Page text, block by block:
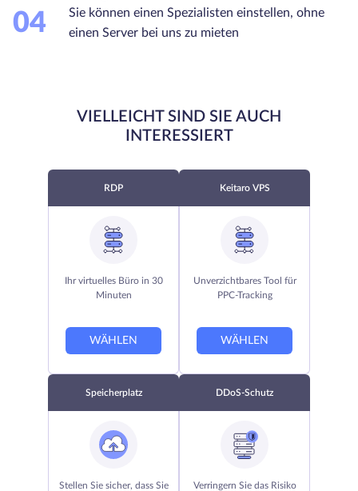
04
Sie können einen Spezialisten einstellen, ohne
einen Server bei uns zu mieten
VIELLEICHT SIND SIE AUCH
INTERESSIERT
RDP
Ihr virtuelles Büro in 30
Minuten
WÄHLEN
Keitaro VPS
Unverzichtbares Tool für
PPC-Tracking
WÄHLEN
Speicherplatz
Stellen Sie sicher, dass Sie
DDoS-Schutz
Verringern Sie das Risiko